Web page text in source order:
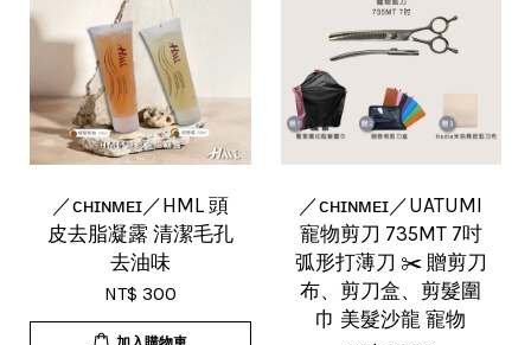
／ᴄʜɪɴᴍᴇɪ／HML 頭
皮去脂凝露 清潔毛孔
去油味
NT$ 300
／ᴄʜɪɴᴍᴇɪ／UATUMI
寵物剪刀 735MT 7吋
弧形打薄刀 ✂️ 贈剪刀
布、剪刀盒、剪髮圍
巾 美髮沙龍 寵物